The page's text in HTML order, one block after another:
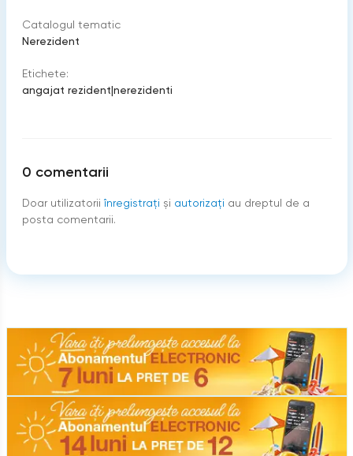
Catalogul tematic
Nerezident
Etichete:
angajat rezident|nerezidenti
0 comentarii
Doar utilizatorii înregistraţi şi autorizați au dreptul de a
posta comentarii.